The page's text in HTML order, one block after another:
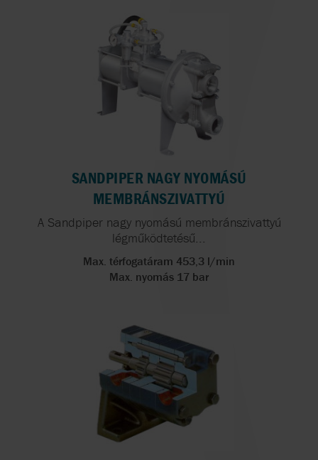
SANDPIPER NAGY NYOMÁSÚ
MEMBRÁNSZIVATTYÚ
A Sandpiper nagy nyomású membránszivattyú
légműködtetésű...
Max. térfogatáram 453,3 l/min
Max. nyomás 17 bar